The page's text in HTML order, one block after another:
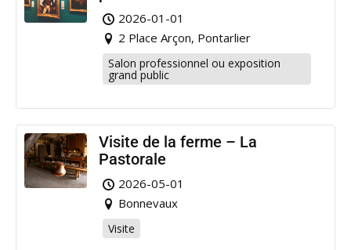
à Pontarlier
2026-01-01
2 Place Arçon, Pontarlier
Salon professionnel ou exposition
grand public
Visite de la ferme – La
Pastorale
2026-05-01
Bonnevaux
Visite